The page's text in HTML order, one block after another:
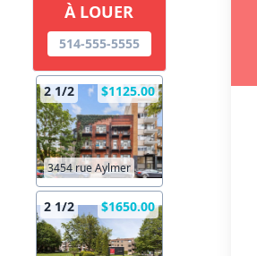
À LOUER
514-555-5555
2 1/2 $1125.00
3454 rue Aylmer
2 1/2 $1650.00